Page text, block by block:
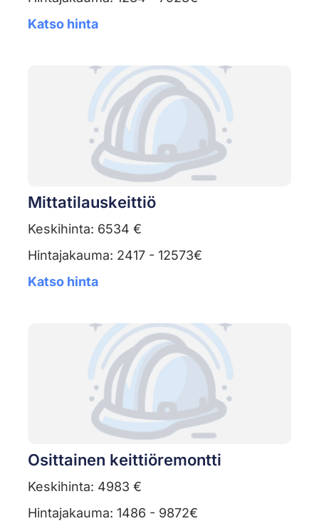
Katso hinta
Mittatilauskeittiö
Keskihinta: 6534 €
Hintajakauma: 2417 - 12573€
Katso hinta
Osittainen keittiöremontti
Keskihinta: 4983 €
Hintajakauma: 1486 - 9872€